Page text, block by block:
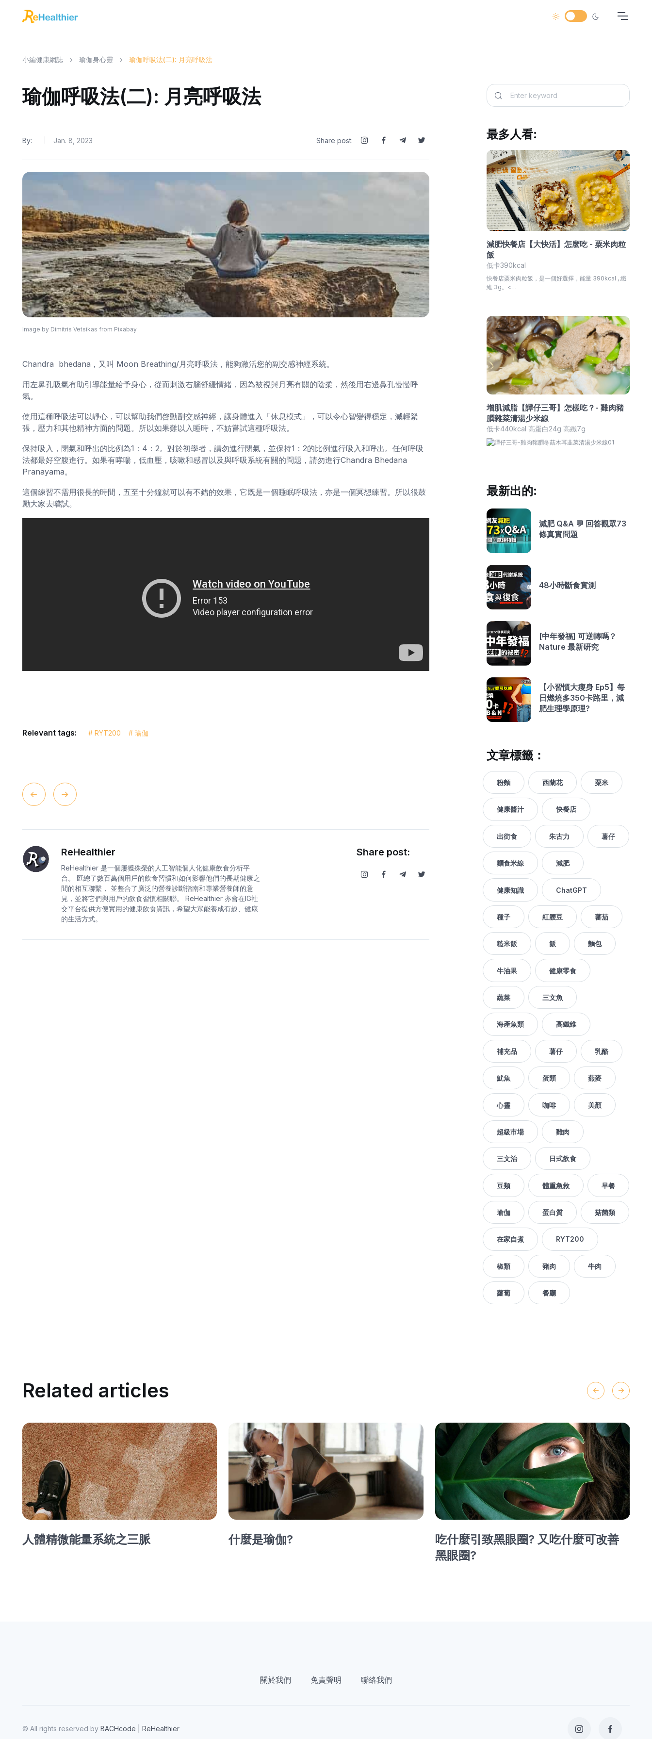
小編健康網誌 瑜伽身心靈 瑜伽呼吸法(二): 月亮呼吸法
瑜伽呼吸法(二): 月亮呼吸法
By: Jan. 8, 2023 Share post:
Image by Dimitris Vetsikas from Pixabay
Chandra bhedana，又叫 Moon Breathing/月亮呼吸法，能夠激活您的副交感神經系統。
用左鼻孔吸氣有助引導能量給予身心，從而刺激右腦舒緩情緒，因為被視與月亮有關的陰柔，然後用右邊鼻孔慢慢呼
氣。
使用這種呼吸法可以靜心，可以幫助我們啓動副交感神經，讓身體進入「休息模式」，可以令心智變得穩定，減輕緊
張，壓力和其他精神方面的問題。所以如果難以入睡時，不妨嘗試這種呼吸法。
保持吸入，閉氣和呼出的比例為1：4：2。對於初學者，請勿進行閉氣，並保持1：2的比例進行吸入和呼出。任何呼吸
法都最好空腹進行。如果有哮喘，低血壓，咳嗽和感冒以及與呼吸系統有關的問題，請勿進行Chandra Bhedana
Pranayama。
這個練習不需用很長的時間，五至十分鐘就可以有不錯的效果，它既是一個睡眠呼吸法，亦是一個冥想練習。所以很鼓
勵大家去嚐試。
Relevant tags: # RYT200 # 瑜伽
ReHealthier
ReHealthier 是一個屢獲殊榮的人工智能個人化健康飲食分析平
台。 匯總了數百萬個用戶的飲食習慣和如何影響他們的長期健康之
間的相互聯繫， 並整合了廣泛的營養診斷指南和專業營養師的意
見，並將它們與用戶的飲食習慣相關聯。 ReHealthier 亦會在IG社
交平台提供方便實用的健康飲食資訊，希望大眾能養成有趣、健康
的生活方式。
Share post:
最多人看:
減肥快餐店【大快活】怎麼吃 - 粟米肉粒
飯
低卡390kcal
快餐店粟米肉粒飯，是一個好選擇，能量 390kcal , 纖
維 3g。<…
增肌減脂【譚仔三哥】怎樣吃？- 雞肉豬
膶雜菜清湯少米線
低卡440kcal 高蛋白24g 高纖7g
最新出的:
減肥 Q&A 💬 回答觀眾73
條真實問題
48小時斷食實測
[中年發福] 可逆轉嗎？
Nature 最新研究
【小習慣大瘦身 Ep5】每
日燃燒多350卡路里，減
肥生理學原理?
文章標籤：
粉麵 西蘭花 粟米
健康醬汁 快餐店
出街食 朱古力 薯仔
麵食米線 減肥
健康知識 ChatGPT
種子 紅腰豆 蕃茄
糙米飯 飯 麵包
牛油果 健康零食
蔬菜 三文魚
海產魚類 高纖維
補充品 薯仔 乳酪
魷魚 蛋類 燕麥
心靈 咖啡 美顏
超級市場 雞肉
三文治 日式飲食
豆類 體重急救 早餐
瑜伽 蛋白質 菇菌類
在家自煮 RYT200
椒類 豬肉 牛肉
蘿蔔 餐廳
Related articles
人體精微能量系統之三脈 什麼是瑜伽?
吃什麼引致黑眼圈? 又吃什麼可改善
黑眼圈?
關於我們 免責聲明 聯絡我們
© All rights reserved by BACHcode | ReHealthier